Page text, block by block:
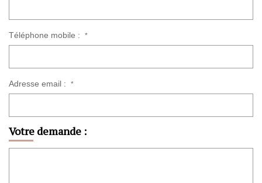
Téléphone mobile : *
Adresse email : *
Votre demande :